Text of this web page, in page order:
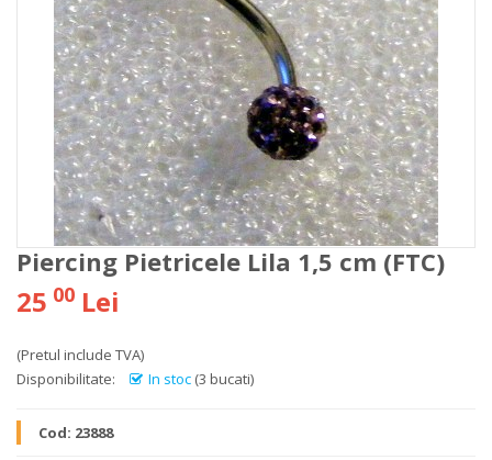
Piercing Pietricele Lila 1,5 cm (FTC)
25 00 Lei
(Pretul include TVA)
Disponibilitate:
In stoc (3 bucati)
Cod: 23888